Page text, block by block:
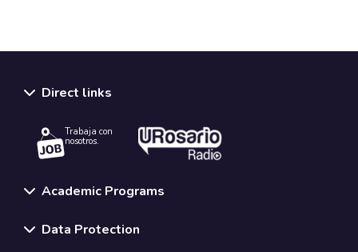
Direct links
Trabaja con
nosotros.
Academic Programs
Data Protection